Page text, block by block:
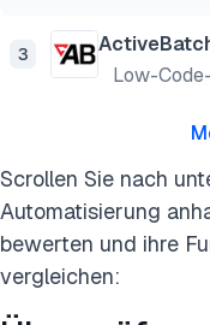
3
Low-
Scrollen Sie nach
Automatisierung
bewerten und ihre
vergleichen: